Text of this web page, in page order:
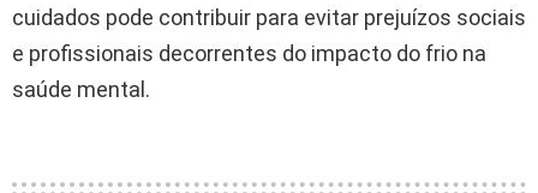
cuidados pode contribuir para evitar prejuízos sociais
e profissionais decorrentes do impacto do frio na
saúde mental.